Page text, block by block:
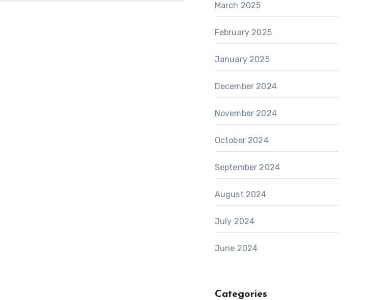
March 2025
February 2025
January 2025
December 2024
November 2024
October 2024
September 2024
August 2024
July 2024
June 2024
Categories